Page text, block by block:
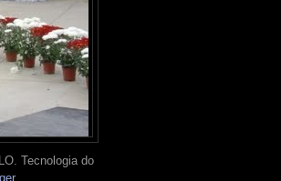
Tecnologia do
.